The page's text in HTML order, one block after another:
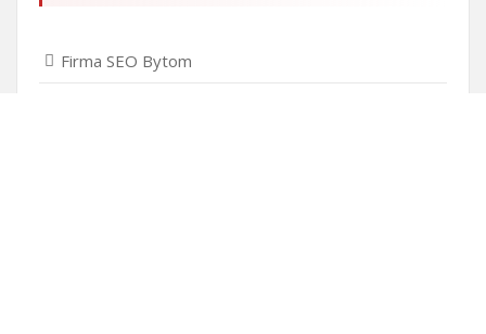
Firma SEO Bytom